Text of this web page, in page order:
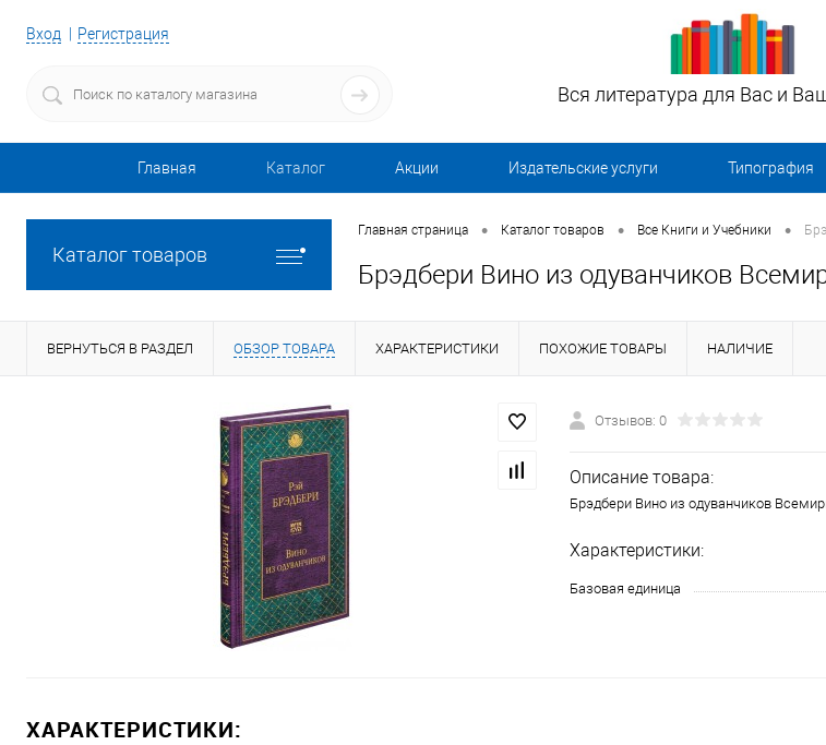
Вход Регистрация
Вся литература для Вас и
Главная Каталог Акции Издательские услуги Типография
Каталог товаров
Главная страница • Каталог товаров • Все Книги и Учебники •
Брэдбери Вино из одуванчиков
ВЕРНУТЬСЯ В РАЗДЕЛ ОБЗОР ТОВАРА ХАРАКТЕРИСТИКИ ПОХОЖИЕ ТОВАРЫ НАЛИЧИЕ
Отзывов: 0
Описание товара:
Брэдбери Вино из одуванчиков
Характеристики:
Базовая единица
ХАРАКТЕРИСТИКИ: